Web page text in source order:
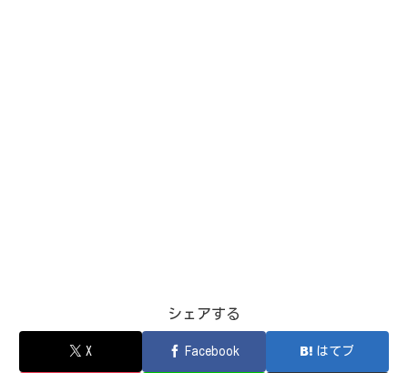
シェアする
X Facebook はてブ